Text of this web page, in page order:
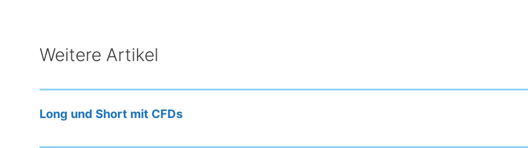
Weitere Artikel
Long und Short mit CFDs